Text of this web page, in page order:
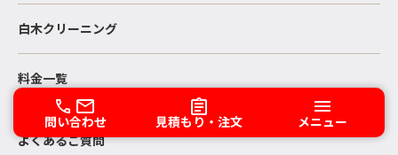
問い合わせ 見積もり・注文 メニュー
白木クリーニング
料金一覧
お客様サポート
よくあるご質問